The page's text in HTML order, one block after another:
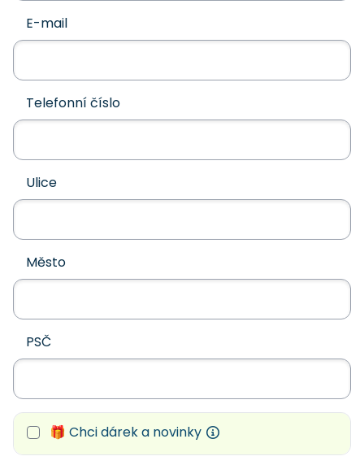
E-mail
Telefonní číslo
Ulice
Město
PSČ
🎁 Chci dárek a novinky